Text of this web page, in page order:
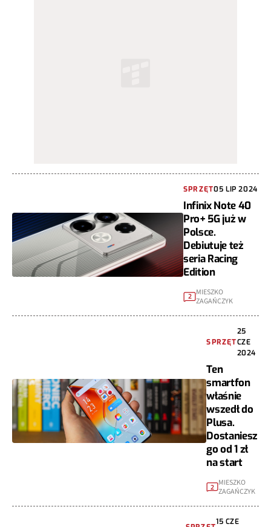
SPRZĘT05 LIP 2024
Infinix Note 40
Pro+ 5G już w
Polsce.
Debiutuje też
seria Racing
Edition
2
MIESZKO
ZAGAŃCZYK
SPRZĘT
25
CZE
2024
Ten
smartfon
właśnie
wszedł do
Plusa.
Dostaniesz
go od 1 zł
na start
2
MIESZKO
ZAGAŃCZYK
15 CZE